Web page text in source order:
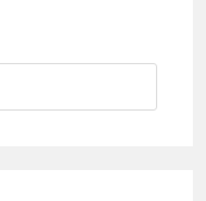
Press
to